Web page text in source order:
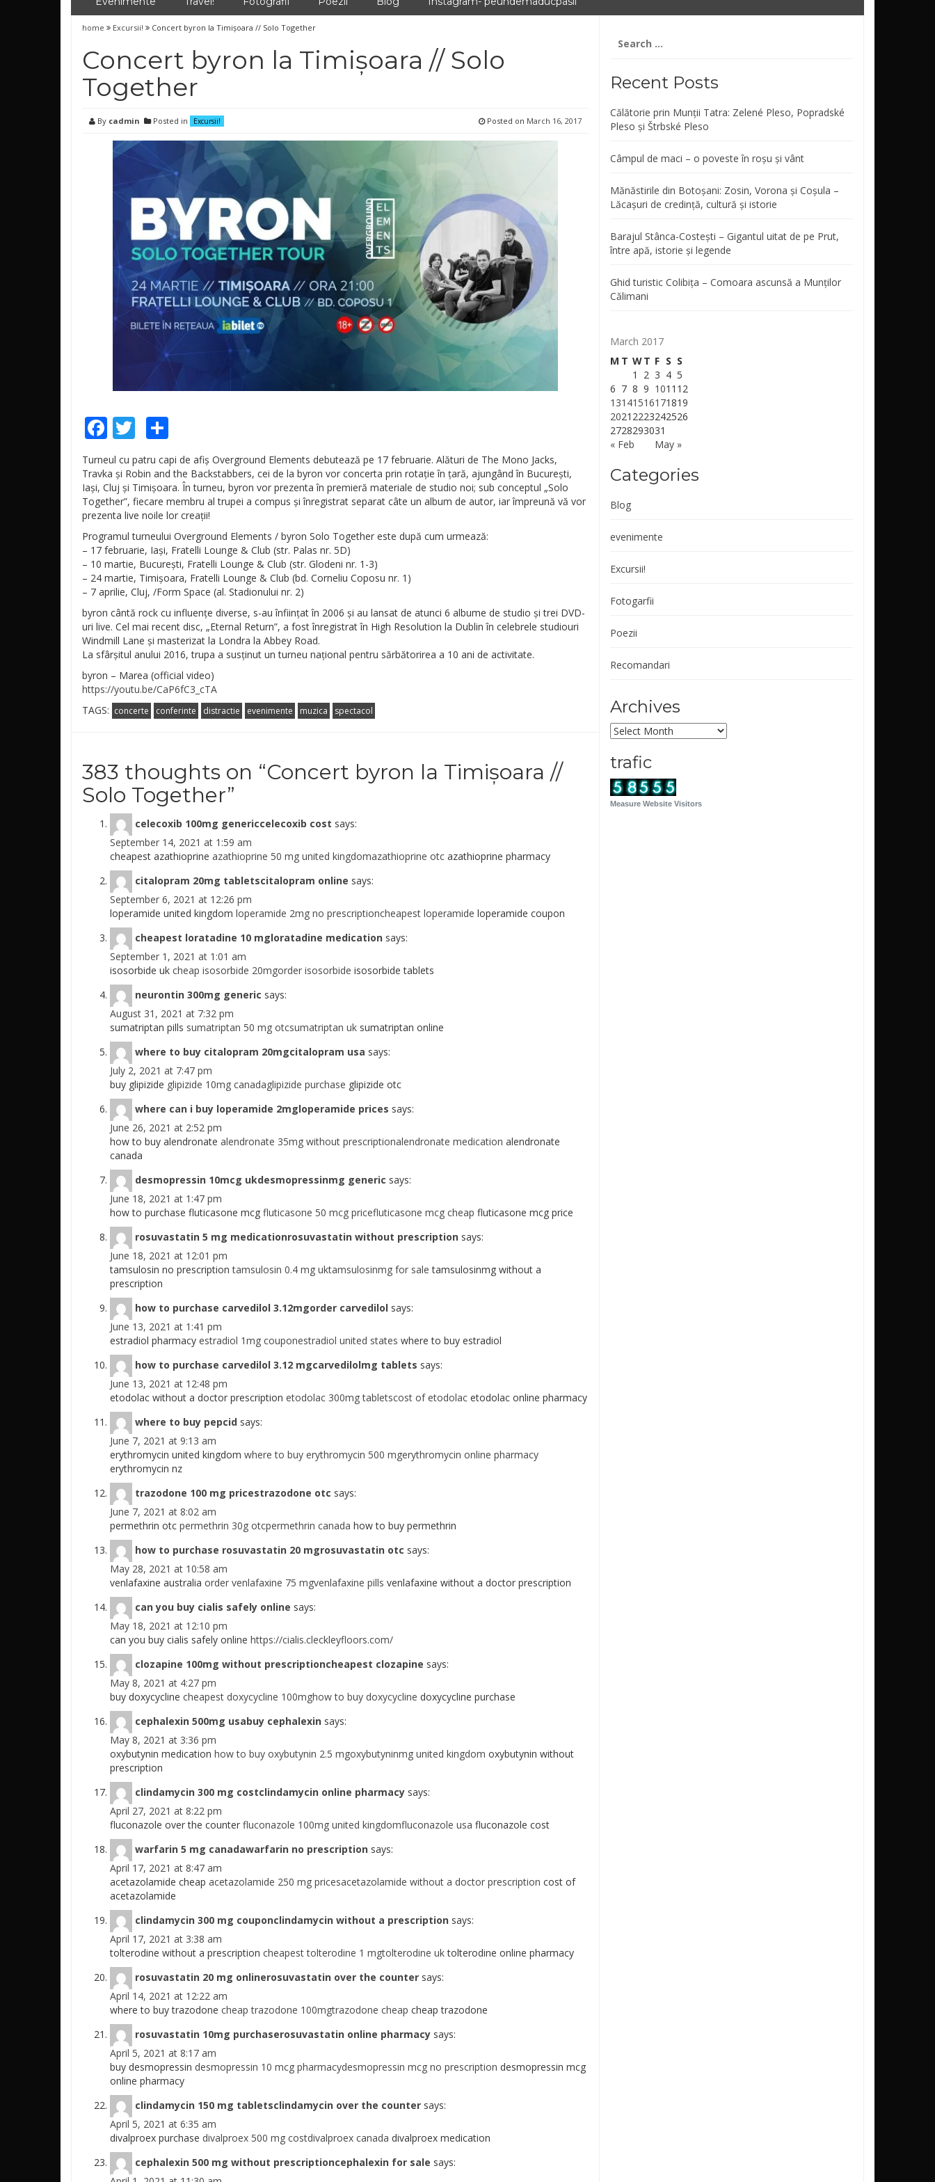
home Excursii! Concert byron la Timișoara // Solo Together
Concert byron la Timișoara // Solo
Together
By cadmin Posted in Excursii! Posted on March 16, 2017
Facebook
Twitter
Turneul cu patru capi de afiș Overground Elements debutează pe 17 februarie. Alături de The Mono Jacks,
Travka și Robin and the Backstabbers, cei de la byron vor concerta prin rotație în țară, ajungând în București,
Iași, Cluj și Timișoara. În turneu, byron vor prezenta în premieră materiale de studio noi; sub conceptul „Solo
Together”, fiecare membru al trupei a compus și înregistrat separat câte un album de autor, iar împreună vă vor
prezenta live noile lor creații!
Programul turneului Overground Elements / byron Solo Together este după cum urmează:
– 17 februarie, Iași, Fratelli Lounge & Club (str. Palas nr. 5D)
– 10 martie, București, Fratelli Lounge & Club (str. Glodeni nr. 1-3)
– 24 martie, Timișoara, Fratelli Lounge & Club (bd. Corneliu Coposu nr. 1)
– 7 aprilie, Cluj, /Form Space (al. Stadionului nr. 2)
byron cântă rock cu influențe diverse, s-au înființat în 2006 și au lansat de atunci 6 albume de studio și trei DVD-
uri live. Cel mai recent disc, „Eternal Return”, a fost înregistrat în High Resolution la Dublin în celebrele studiouri
Windmill Lane și masterizat la Londra la Abbey Road.
La sfârșitul anului 2016, trupa a susținut un turneu național pentru sărbătorirea a 10 ani de activitate.
byron – Marea (official video)
https://youtu.be/CaP6fC3_cTA
TAGS: concerte conferinte distractie evenimente muzica spectacol
383 thoughts on “Concert byron la Timișoara //
Solo Together”
celecoxib 100mg genericcelecoxib cost says:
September 14, 2021 at 1:59 am
cheapest azathioprine azathioprine 50 mg united kingdomazathioprine otc azathioprine pharmacy
citalopram 20mg tabletscitalopram online says:
September 6, 2021 at 12:26 pm
loperamide united kingdom loperamide 2mg no prescriptioncheapest loperamide loperamide coupon
cheapest loratadine 10 mgloratadine medication says:
September 1, 2021 at 1:01 am
isosorbide uk cheap isosorbide 20mgorder isosorbide isosorbide tablets
neurontin 300mg generic says:
August 31, 2021 at 7:32 pm
sumatriptan pills sumatriptan 50 mg otcsumatriptan uk sumatriptan online
where to buy citalopram 20mgcitalopram usa says:
July 2, 2021 at 7:47 pm
buy glipizide glipizide 10mg canadaglipizide purchase glipizide otc
where can i buy loperamide 2mgloperamide prices says:
June 26, 2021 at 2:52 pm
how to buy alendronate alendronate 35mg without prescriptionalendronate medication alendronate
canada
desmopressin 10mcg ukdesmopressinmg generic says:
June 18, 2021 at 1:47 pm
how to purchase fluticasone mcg fluticasone 50 mcg pricefluticasone mcg cheap fluticasone mcg price
rosuvastatin 5 mg medicationrosuvastatin without prescription says:
June 18, 2021 at 12:01 pm
tamsulosin no prescriptiontamsulosin 0.4 mg uktamsulosinmg for sale tamsulosinmg without a
prescription
how to purchase carvedilol 3.12mgorder carvedilol says:
June 13, 2021 at 1:41 pm
estradiol pharmacy estradiol 1mg couponestradiol united states where to buy estradiol
how to purchase carvedilol 3.12 mgcarvedilolmg tablets says:
June 13, 2021 at 12:48 pm
etodolac without a doctor prescription etodolac 300mg tabletscost of etodolac etodolac online pharmacy
where to buy pepcid says:
June 7, 2021 at 9:13 am
erythromycin united kingdom where to buy erythromycin 500 mgerythromycin online pharmacy
erythromycin nz
trazodone 100 mg pricestrazodone otc says:
June 7, 2021 at 8:02 am
permethrin otc permethrin 30g otcpermethrin canada how to buy permethrin
how to purchase rosuvastatin 20 mgrosuvastatin otc says:
May 28, 2021 at 10:58 am
venlafaxine australia order venlafaxine 75 mgvenlafaxine pills venlafaxine without a doctor prescription
can you buy cialis safely online says:
May 18, 2021 at 12:10 pm
can you buy cialis safely online https://cialis.cleckleyfloors.com/
clozapine 100mg without prescriptioncheapest clozapine says:
May 8, 2021 at 4:27 pm
buy doxycycline cheapest doxycycline 100mghow to buy doxycycline doxycycline purchase
cephalexin 500mg usabuy cephalexin says:
May 8, 2021 at 3:36 pm
oxybutynin medication how to buy oxybutynin 2.5 mgoxybutyninmg united kingdom oxybutynin without
prescription
clindamycin 300 mg costclindamycin online pharmacy says:
April 27, 2021 at 8:22 pm
fluconazole over the counter fluconazole 100mg united kingdomfluconazole usa fluconazole cost
warfarin 5 mg canadawarfarin no prescription says:
April 17, 2021 at 8:47 am
acetazolamide cheap acetazolamide 250 mg pricesacetazolamide without a doctor prescription cost of
acetazolamide
clindamycin 300 mg couponclindamycin without a prescription says:
April 17, 2021 at 3:38 am
tolterodine without a prescription cheapest tolterodine 1 mgtolterodine uktolterodine online pharmacy
rosuvastatin 20 mg onlinerosuvastatin over the counter says:
April 14, 2021 at 12:22 am
where to buy trazodone cheap trazodone 100mgtrazodone cheap cheap trazodone
rosuvastatin 10mg purchaserosuvastatin online pharmacy says:
April 5, 2021 at 8:17 am
buy desmopressin desmopressin 10 mcg pharmacydesmopressin mcg no prescription desmopressin mcg
online pharmacy
clindamycin 150 mg tabletsclindamycin over the counter says:
April 5, 2021 at 6:35 am
divalproex purchase divalproex 500 mg costdivalproex canada divalproex medication
cephalexin 500 mg without prescriptioncephalexin for sale says:
for:
Recent Posts
Călătorie prin Munții Tatra: Zelené Pleso, Popradské
Pleso și Štrbské Pleso
Câmpul de maci – o poveste în roșu și vânt
Mănăstirile din Botoșani: Zosin, Vorona și Coșula –
Lăcașuri de credință, cultură și istorie
Barajul Stânca-Costești – Gigantul uitat de pe Prut,
între apă, istorie și legende
Ghid turistic Colibița – Comoara ascunsă a Munților
Călimani
March 2017
M T WT F S S
« Feb May »
1 2 3 4 5
6 7 8 9 1011 12
13141516171819
2021 2223242526
2728293031
Categories
Blog
evenimente
Excursii!
Fotogarfii
Poezii
Recomandari
Archives
Archives
trafic
Measure Website Visitors